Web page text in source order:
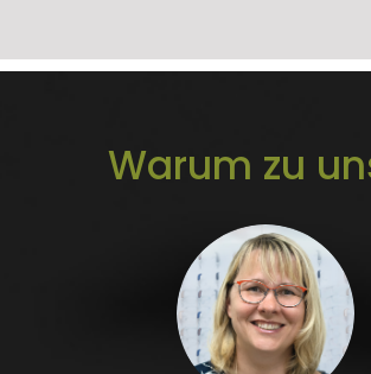
Warum zu